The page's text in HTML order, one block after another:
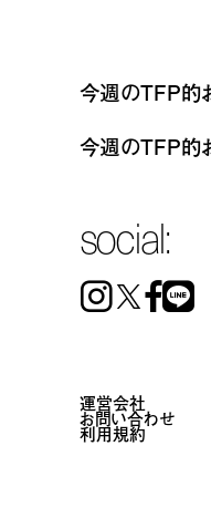
今週のTFP的
今週のTFP的
social:
Instagram FacebookLine
運営会社
お問い合わせ
利用規約